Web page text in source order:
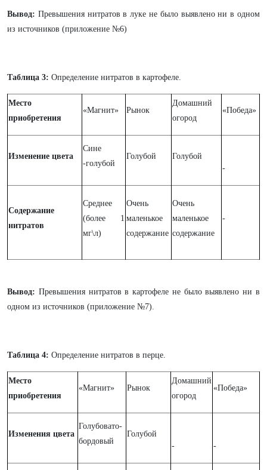
Вывод: Превышения нитратов в луке не было выявлено ни в одном
из источников (приложение №6)
Таблица 3: Определение нитратов в картофеле.
Место
приобретения
«Магнит» Рынок
Домашний
огород
«Победа»
Изменение цвета
Сине
-голубой
Голубой
Голубой
-
Содержание
нитратов
Среднее
(более 1
мг\л)
Очень
маленькое
содержание
Очень
маленькое
содержание
-
Вывод: Превышения нитратов в картофеле не было выявлено ни в
одном из источников (приложение №7).
Таблица 4: Определение нитратов в перце.
Место
приобретения
«Магнит» Рынок
Домашний
огород
«Победа»
Изменения цвета
Голубовато-
бордовый
Голубой
-
-